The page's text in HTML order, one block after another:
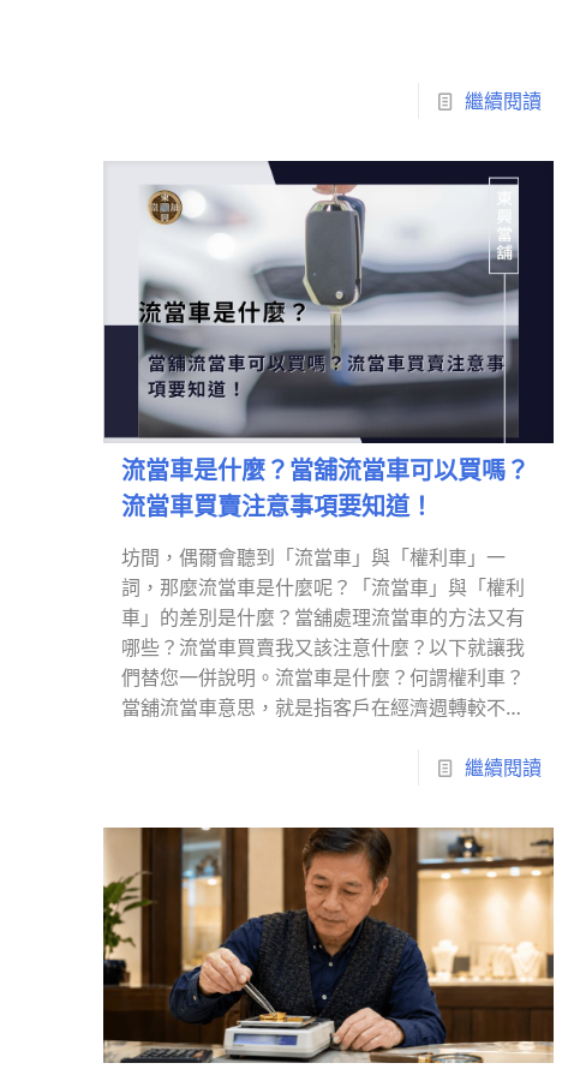
繼續閱讀
流當車是什麼？當舖流當車可以買嗎？
流當車買賣注意事項要知道！
坊間，偶爾會聽到「流當車」與「權利車」一
詞，那麼流當車是什麼呢？「流當車」與「權利
車」的差別是什麼？當舖處理流當車的方法又有
哪些？流當車買賣我又該注意什麼？以下就讓我
們替您一併說明。流當車是什麼？何謂權利車？
當舖流當車意思，就是指客戶在經濟週轉較不順
繼續閱讀